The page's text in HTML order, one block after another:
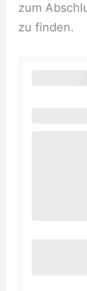
zum
zu finden.